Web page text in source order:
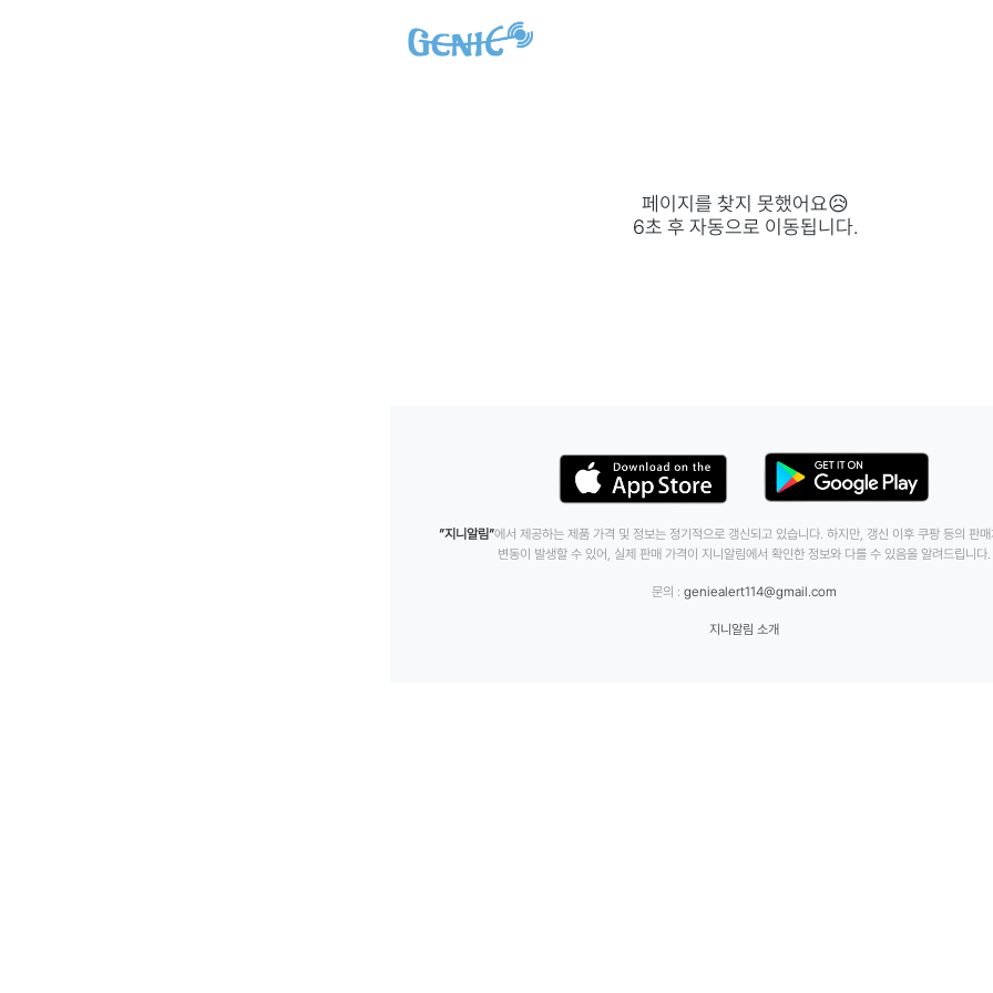
페이지를 찾지 못했어요😥
6초 후 자동으로 이동됩니다.
”지니알림”에서 제공하는 제품 가격 및 정보는 정기적으로 갱신되고 있습니다. 하지만, 갱신 이후 쿠팡 등의 판
변동이 발생할 수 있어, 실제 판매 가격이 지니알림에서 확인한 정보와 다를 수 있음을 알려드립니다.
문의 :geniealert114@gmail.com
지니알림 소개